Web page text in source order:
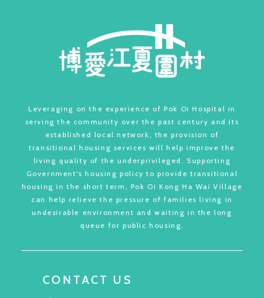
Leveraging on the experience of Pok Oi Hospital in
serving the community over the past century and its
established local network, the provision of
transitional housing services will help improve the
living quality of the underprivileged. Supporting
Government's housing policy to provide transitional
housing in the short term, Pok Oi Kong Ha Wai Village
can help relieve the pressure of families living in
undesirable environment and waiting in the long
queue for public housing.
CONTACT US